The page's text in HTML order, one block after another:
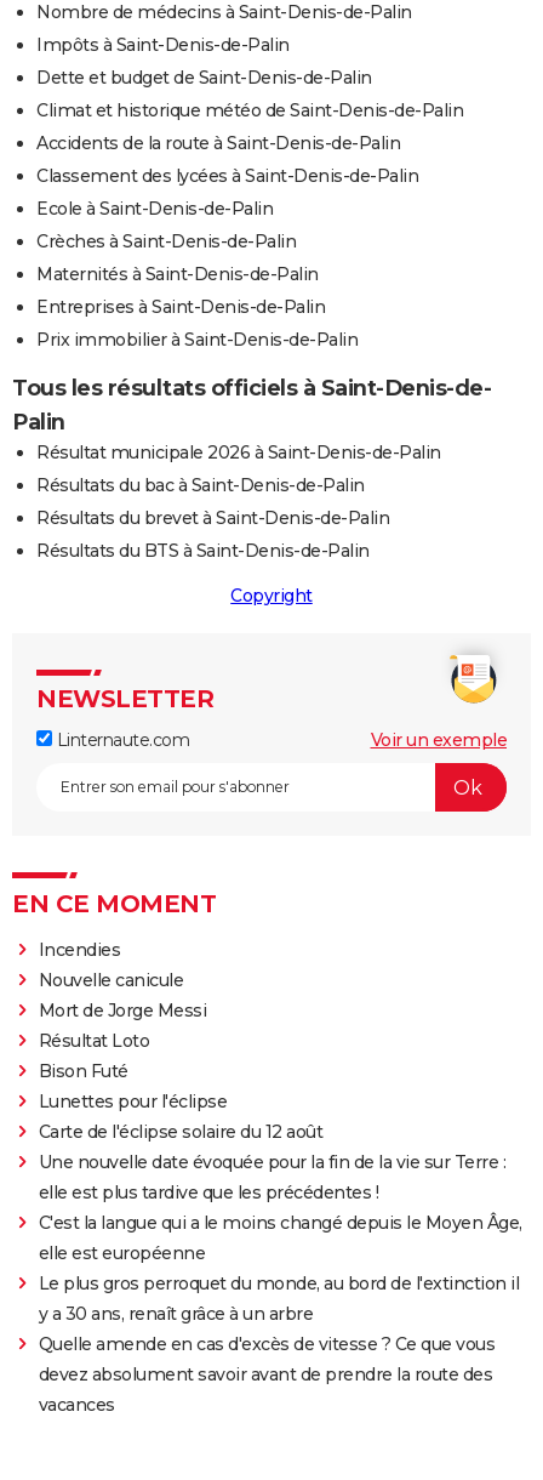
Nombre de médecins à Saint-Denis-de-Palin
Impôts à Saint-Denis-de-Palin
Dette et budget de Saint-Denis-de-Palin
Climat et historique météo de Saint-Denis-de-Palin
Accidents de la route à Saint-Denis-de-Palin
Classement des lycées à Saint-Denis-de-Palin
Ecole à Saint-Denis-de-Palin
Crèches à Saint-Denis-de-Palin
Maternités à Saint-Denis-de-Palin
Entreprises à Saint-Denis-de-Palin
Prix immobilier à Saint-Denis-de-Palin
Tous les résultats officiels à Saint-Denis-de-
Palin
Résultat municipale 2026 à Saint-Denis-de-Palin
Résultats du bac à Saint-Denis-de-Palin
Résultats du brevet à Saint-Denis-de-Palin
Résultats du BTS à Saint-Denis-de-Palin
Copyright
NEWSLETTER
Linternaute.com Voir un exemple
EN CE MOMENT
Incendies
Nouvelle canicule
Mort de Jorge Messi
Résultat Loto
Bison Futé
Lunettes pour l'éclipse
Carte de l'éclipse solaire du 12 août
Une nouvelle date évoquée pour la fin de la vie sur Terre :
elle est plus tardive que les précédentes !
C'est la langue qui a le moins changé depuis le Moyen Âge,
elle est européenne
Le plus gros perroquet du monde, au bord de l'extinction il
y a 30 ans, renaît grâce à un arbre
Quelle amende en cas d'excès de vitesse ? Ce que vous
devez absolument savoir avant de prendre la route des
vacances